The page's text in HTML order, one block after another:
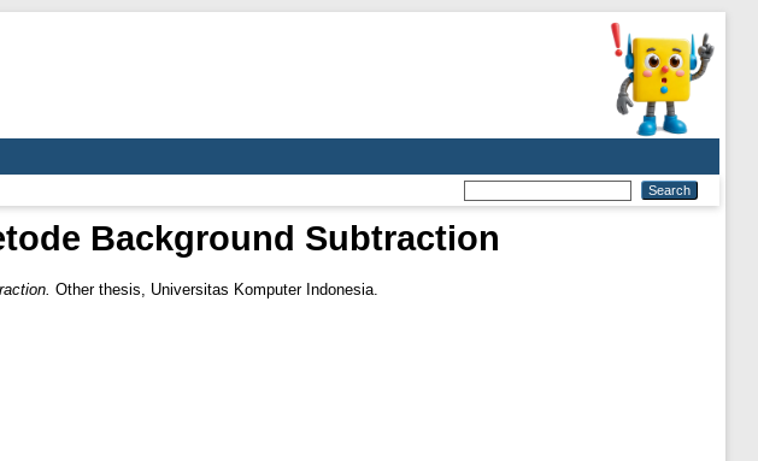
Background Subtraction
Other thesis, Universitas Komputer Indonesia.